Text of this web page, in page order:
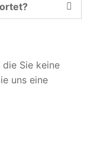
Sie keine
uns eine